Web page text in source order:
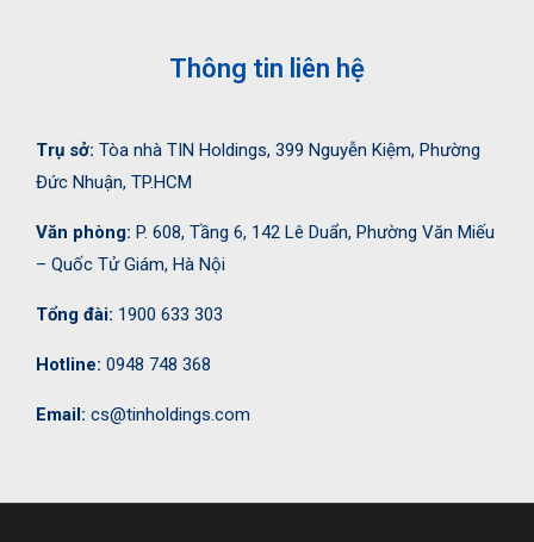
Thông tin liên hệ
Trụ sở: Tòa nhà TIN Holdings, 399 Nguyễn Kiệm, Phường
Đức Nhuận, TP.HCM
Văn phòng: P. 608, Tầng 6, 142 Lê Duẩn, Phường Văn Miếu
– Quốc Tử Giám, Hà Nội
Tổng đài: 1900 633 303
Hotline: 0948 748 368
Email: cs@tinholdings.com